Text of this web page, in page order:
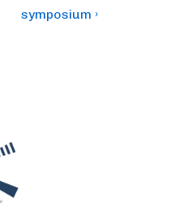
symposium ›